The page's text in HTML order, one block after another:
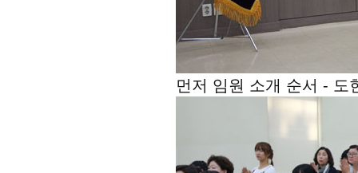
먼저 임원 소개 순서 - 도